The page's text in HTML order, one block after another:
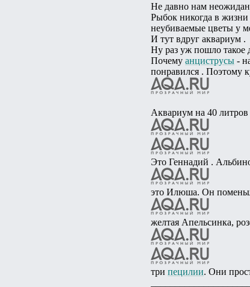
Не давно нам
Рыбок никогда в
неубиваемые цветы у
И тут вдруг аквариум .
Ну раз уж пошло такое
Почему анциструсы -
понравился . Поэтому
Аквариум на 40
Это Геннадий .
это Илюша. Он
желтая Апельсинка,
три пецилии. Они